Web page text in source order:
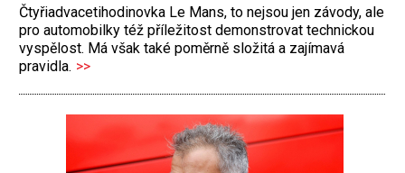
Čtyřiadvacetihodinovka Le Mans, to nejsou jen závody, ale
pro automobilky též příležitost demonstrovat technickou
vyspělost. Má však také poměrně složitá a zajímavá
pravidla. >>